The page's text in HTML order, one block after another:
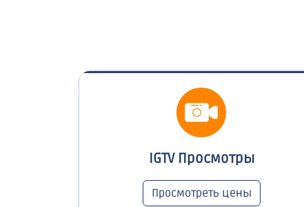
IGTV Просмотры
Просмотреть цены